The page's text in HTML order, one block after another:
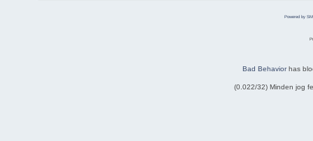
Powered by
Bad Behaviorhas
(0.022/32) Minden jog